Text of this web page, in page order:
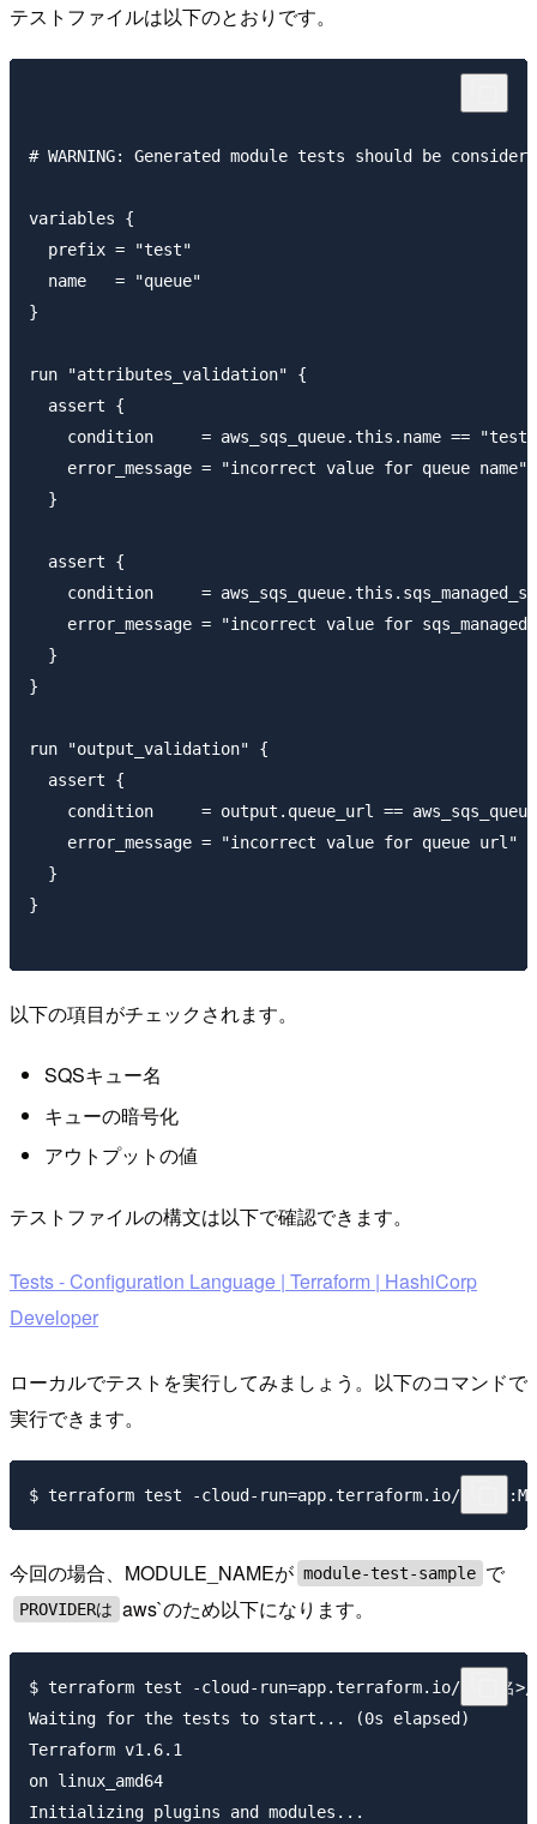
テストファイルは以下のとおりです。
# WARNING: Generated module tests should be
variables {
  prefix = "test"
  name   = "queue"
}
run "attributes_validation" {
  assert {
condition     = aws_sqs_queue.this.name ==
    error_message = "incorrect value for queue name"
  }
  assert {
condition     =
error_message = "incorrect value for
  }
}
run "output_validation" {
  assert {
condition     = output.queue_url ==
    error_message = "incorrect value for queue url"
  }
}
以下の項目がチェックされます。
SQSキュー名
キューの暗号化
アウトプットの値
テストファイルの構文は以下で確認できます。
Tests - Configuration Language | Terraform | HashiCorp
Developer
ローカルでテストを実行してみましょう。以下のコマンドで
実行できます。
今回の場合、MODULE_NAMEが module-test-sample で
PROVIDERは aws`のため以下になります。
$ terraform test -cloud-run=app.terraform.io/<Org名>/
Waiting for the tests to start... (0s elapsed)
Terraform v1.6.1
on linux_amd64
Initializing plugins and modules...